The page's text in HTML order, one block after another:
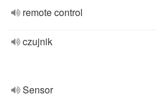
remote control
czujnik
Sensor